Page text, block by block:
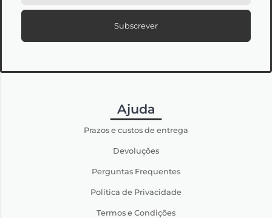
Subscrever
Ajuda
Prazos e custos de entrega
Devoluções
Perguntas Frequentes
Política de Privacidade
Termos e Condições